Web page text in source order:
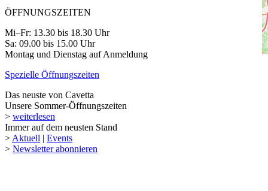
ÖFFNUNGSZEITEN
Mi–Fr: 13.30 bis 18.30 Uhr
Sa: 09.00 bis 15.00 Uhr
Montag und Dienstag auf Anmeldung
Spezielle Öffnungszeiten
Das neuste von Cavetta
Unsere Sommer-Öffnungszeiten
> weiterlesen
Immer auf dem neusten Stand
> Aktuell | Events
> Newsletter abonnieren